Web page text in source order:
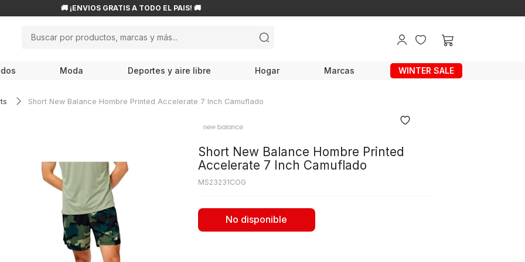
🚚 ¡ENVÍOS GRATIS A TODO EL PAÍS! 🚚
Moda Deportes y aire libre Hogar Marcas WINTER SALE
Short New Balance Hombre Printed Accelerate 7 Inch Camuflado
Short New Balance Hombre Printed
Accelerate 7 Inch Camuflado
MS23231COG
No disponible